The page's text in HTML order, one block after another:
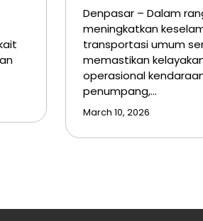
Denpasar – Dalam
meningkatkan
transportasi umum
memastikan
operasional
penumpang,…
March 10, 2026